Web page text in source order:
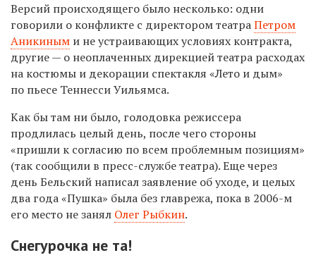
Версий происходящего было несколько: одни
говорили о конфликте с директором театраПетром
Аникиным и не устраивающих условиях контракта,
другие — о неоплаченных дирекцией театра расходах
на костюмы и декорации спектакля «Лето и дым»
по пьесе Теннесси Уильямса.
Как бы там ни было, голодовка режиссера
продлилась целый день, после чего стороны
«пришли к согласию по всем проблемным позициям»
(так сообщили в пресс-службе театра). Еще через
день Бельский написал заявление об уходе, и целых
два года «Пушка» была без главрежа, пока в 2006-м
его место не занял Олег Рыбкин.
Снегурочка не та!